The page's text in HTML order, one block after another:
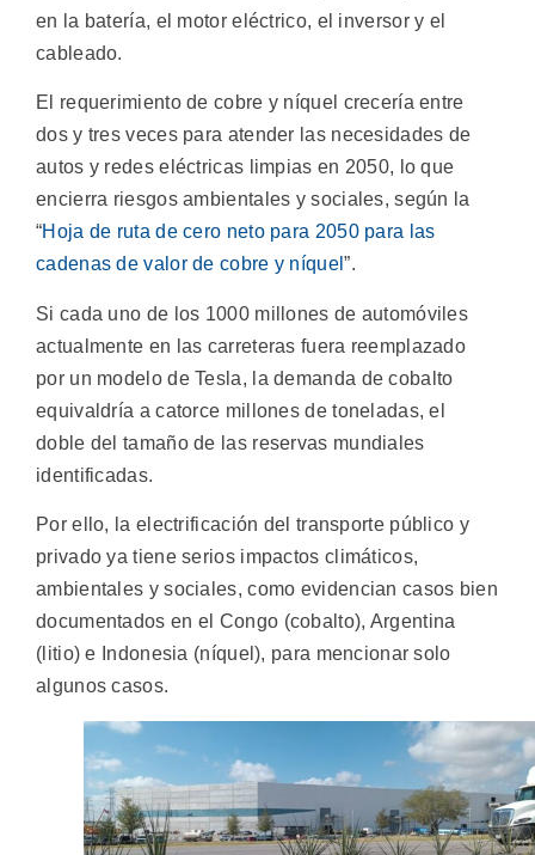
en la batería, el motor eléctrico, el inversor y el
cableado.
El requerimiento de cobre y níquel crecería entre
dos y tres veces para atender las necesidades de
autos y redes eléctricas limpias en 2050, lo que
encierra riesgos ambientales y sociales, según la
“Hoja de ruta de cero neto para 2050 para las
cadenas de valor de cobre y níquel”.
Si cada uno de los 1000 millones de automóviles
actualmente en las carreteras fuera reemplazado
por un modelo de Tesla, la demanda de cobalto
equivaldría a catorce millones de toneladas, el
doble del tamaño de las reservas mundiales
identificadas.
Por ello, la electrificación del transporte público y
privado ya tiene serios impactos climáticos,
ambientales y sociales, como evidencian casos bien
documentados en el Congo (cobalto), Argentina
(litio) e Indonesia (níquel), para mencionar solo
algunos casos.